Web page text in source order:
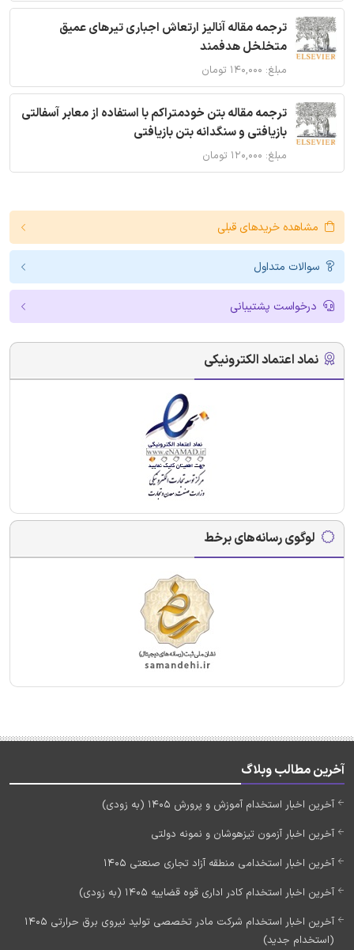
ترجمه مقاله آنالیز ارتعاش اجباری تیرهای عمیق
متخلخل هدفمند
مبلغ: ۱۴۰,۰۰۰ تومان
ترجمه مقاله بتن خودمتراکم با استفاده از معابر آسفالتی
بازیافتی و سنگدانه بتن بازیافتی
مبلغ: ۱۲۰,۰۰۰ تومان
مشاهده خریدهای قبلی
سوالات متداول
درخواست پشتیبانی
نماد اعتماد الکترونیکی
لوگوی رسانه‌های برخط
آخرین مطالب وبلاگ
آخرین اخبار استخدام آموزش و پرورش 1405 (به زودی)
آخرین اخبار آزمون تیزهوشان و نمونه دولتی
آخرین اخبار استخدامی منطقه آزاد تجاری صنعتی 1405
آخرین اخبار استخدام کادر اداری قوه قضاییه 1405 (به زودی)
آخرین اخبار استخدام شرکت مادر تخصصی تولید نیروی برق حرارتی 1405
(استخدام جدید)